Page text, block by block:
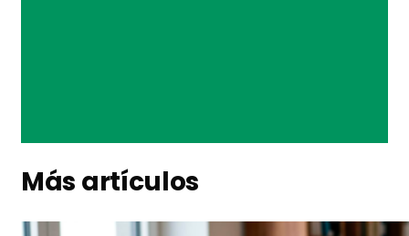
Más artículos